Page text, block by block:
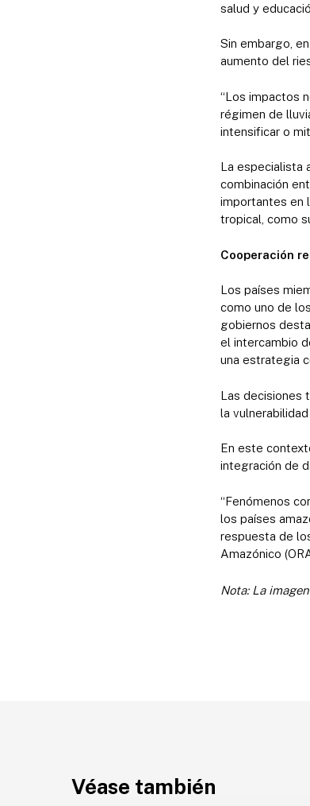
salud y
Sin embargo,
aumento del
“Los impactos
régimen de
intensificar o
La especialista
combinación
importantes en
tropical, como
Cooperación
Los países
como uno de
gobiernos
el intercambio
una estrategia
Las decisiones
la
En este
integración de
“Fenómenos
los países
respuesta de
Amazónico
Nota: La
Véase también